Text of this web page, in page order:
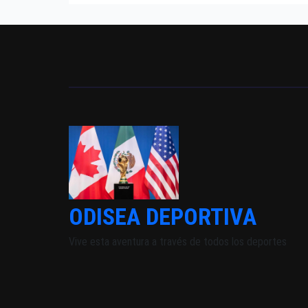
ODISEA DEPORTIVA
Vive esta aventura a través de todos los deportes